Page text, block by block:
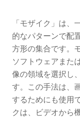
「モザイク」は、
的なパターンで配
方形の集合です。
ソフトウェアまた
像の領域を選択し
す。この手法は、
するためにも使用
クは、ビデオから